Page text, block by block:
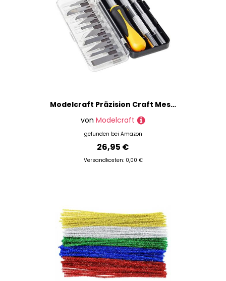
Modelcraft Präzision Craft Messer-Set
von Modelcraft
gefunden bei Amazon
26,95 €
Versandkosten: 0,00 €